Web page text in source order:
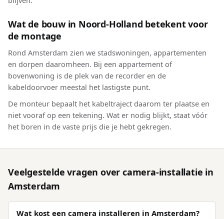
Wat de bouw in Noord-Holland betekent voor
de montage
Rond Amsterdam zien we stadswoningen, appartementen
en dorpen daaromheen. Bij een appartement of
bovenwoning is de plek van de recorder en de
kabeldoorvoer meestal het lastigste punt.
De monteur bepaalt het kabeltraject daarom ter plaatse en
niet vooraf op een tekening. Wat er nodig blijkt, staat vóór
het boren in de vaste prijs die je hebt gekregen.
Veelgestelde vragen over camera-installatie in
Amsterdam
Wat kost een camera installeren in Amsterdam?